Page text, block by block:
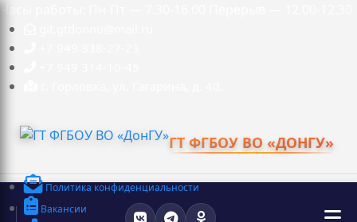
ГТ ФГБОУ ВО «ДОНГУ»
Политика конфиденциальности
Вакансии